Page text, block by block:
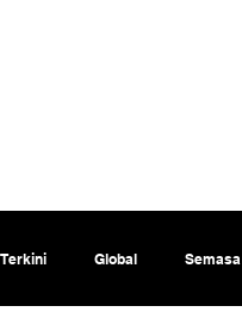
Terkini Global Semasa